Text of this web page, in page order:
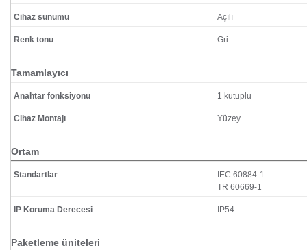
Cihaz sunumu Açılı
Renk tonu Gri
Tamamlayıcı
Anahtar fonksiyonu 1 kutuplu
Cihaz Montajı Yüzey
Ortam
Standartlar
IEC 60884-1
TR 60669-1
IP Koruma Derecesi IP54
Paketleme üniteleri